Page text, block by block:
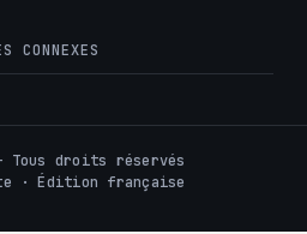
CONNEXES
Tous droits réservés
· Édition française